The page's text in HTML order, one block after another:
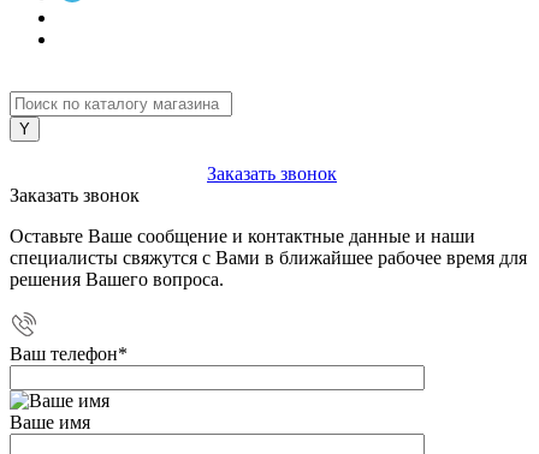
Заказать звонок
Заказать звонок
Оставьте Ваше сообщение и контактные данные и наши
специалисты свяжутся с Вами в ближайшее рабочее время для
решения Вашего вопроса.
Ваш телефон*
Ваше имя